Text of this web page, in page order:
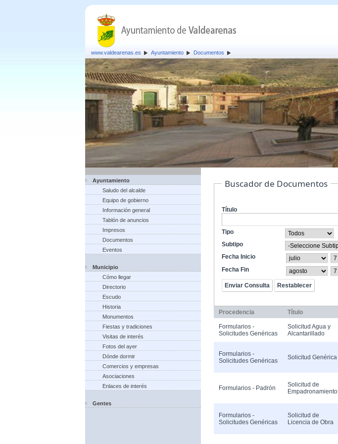
www.valdearenas.es Ayuntamiento Documentos
Ayuntamiento
Saludo del alcalde
Equipo de gobierno
Información general
Tablón de anuncios
Impresos
Documentos
Eventos
Municipio
Cómo llegar
Directorio
Escudo
Historia
Monumentos
Fiestas y tradiciones
Visitas de interés
Fotos del ayer
Dónde dormir
Comercios y empresas
Asociaciones
Enlaces de interés
Gentes
Buscador de Documentos
Título
Tipo
Subtipo
Fecha Inicio
Fecha Fin
Procedencia Título
Formularios -
Solicitudes Genéricas
Solicitud Agua y
Alcantarillado
Formularios -
Solicitudes Genéricas
Solicitud Genérica
Formularios - Padrón
Solicitud de
Empadronamiento
Formularios -
Solicitudes Genéricas
Solicitud de
Licencia de Obra